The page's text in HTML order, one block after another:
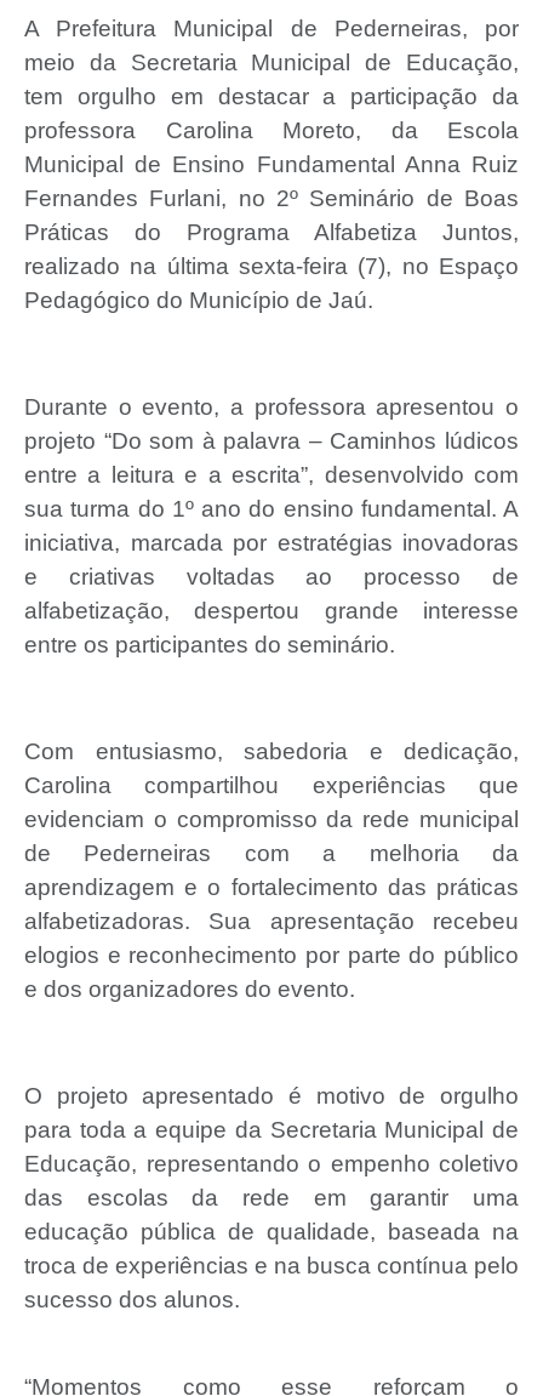
A Prefeitura Municipal de Pederneiras, por
meio da Secretaria Municipal de Educação,
tem orgulho em destacar a participação da
professora Carolina Moreto, da Escola
Municipal de Ensino Fundamental Anna Ruiz
Fernandes Furlani, no 2º Seminário de Boas
Práticas do Programa Alfabetiza Juntos,
realizado na última sexta-feira (7), no Espaço
Pedagógico do Município de Jaú.
Durante o evento, a professora apresentou o
projeto “Do som à palavra – Caminhos lúdicos
entre a leitura e a escrita”, desenvolvido com
sua turma do 1º ano do ensino fundamental. A
iniciativa, marcada por estratégias inovadoras
e criativas voltadas ao processo de
alfabetização, despertou grande interesse
entre os participantes do seminário.
Com entusiasmo, sabedoria e dedicação,
Carolina compartilhou experiências que
evidenciam o compromisso da rede municipal
de Pederneiras com a melhoria da
aprendizagem e o fortalecimento das práticas
alfabetizadoras. Sua apresentação recebeu
elogios e reconhecimento por parte do público
e dos organizadores do evento.
O projeto apresentado é motivo de orgulho
para toda a equipe da Secretaria Municipal de
Educação, representando o empenho coletivo
das escolas da rede em garantir uma
educação pública de qualidade, baseada na
troca de experiências e na busca contínua pelo
sucesso dos alunos.
“Momentos como esse reforçam o